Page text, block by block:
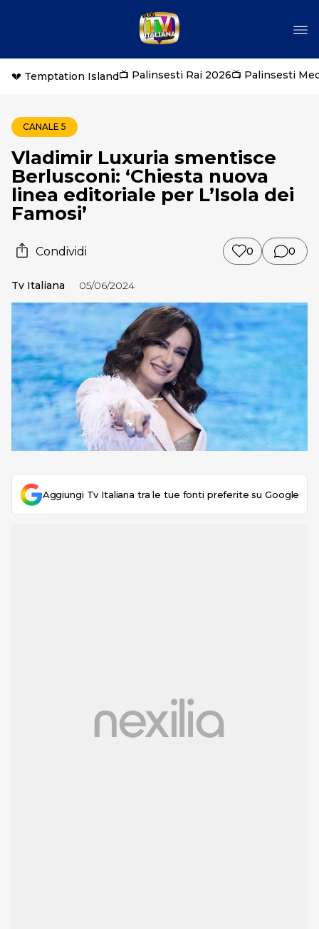
💔 Temptation Island📺 Palinsesti Rai 2026📺 Palinsesti
CANALE 5
Vladimir Luxuria smentisce
Berlusconi: ‘Chiesta nuova
linea editoriale per L’Isola dei
Famosi’
Condividi 0 0
Tv Italiana 05/06/2024
Aggiungi Tv Italiana tra le tue fonti preferite su Google